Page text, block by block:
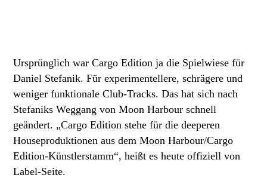
Ursprünglich war Cargo Edition ja die Spielwiese für
Daniel Stefanik. Für experimentellere, schrägere und
weniger funktionale Club-Tracks. Das hat sich nach
Stefaniks Weggang von Moon Harbour schnell
geändert. „Cargo Edition stehe für die deeperen
Houseproduktionen aus dem Moon Harbour/Cargo
Edition-Künstlerstamm“, heißt es heute offiziell von
Label-Seite.